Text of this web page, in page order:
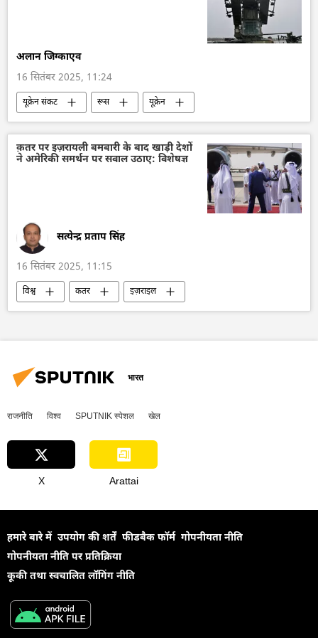
अलान जिग्काएव
16 सितंबर 2025, 11:24
यूक्रेन संकट रूस
यूक्रेन
यूक्रेन सशस्त्र बल
ड्रोन
वायु रक्षा
रक्षा मंत्रालय (MoD)
क़तर पर इज़रायली बमबारी के बाद खाड़ी देशों
ने अमेरिकी समर्थन पर सवाल उठाए: विशेषज्ञ
सत्येन्द्र प्रताप सिंह
16 सितंबर 2025, 11:15
विश्व कतर
इज़राइल
खाड़ी सहयोग परिषद
अमेरिका
हमास
भारत
राजनीति विश्व SPUTNIK स्पेशल खेल
X Arattai
हमारे बारे में उपयोग की शर्तें फीडबैक फॉर्म गोपनीयता नीति
गोपनीयता नीति पर प्रतिक्रिया
कूकी तथा स्वचालित लॉगिंग नीति